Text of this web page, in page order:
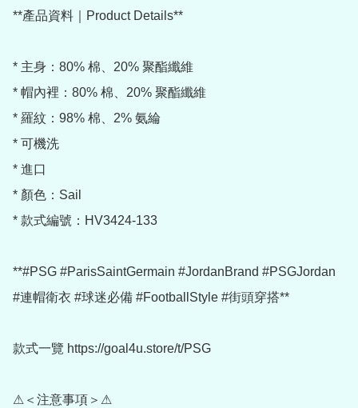
**產品資料｜Product Details**
* 主身：80% 棉、20% 聚酯纖維
* 帽內裡：80% 棉、20% 聚酯纖維
* 羅紋：98% 棉、2% 氨綸
* 可機洗
* 進口
* 顏色：Sail
* 款式編號：HV3424-133
**#PSG #ParisSaintGermain #JordanBrand #PSGJordan
#連帽衛衣 #球迷必備 #FootballStyle #街頭穿搭**
款式一覽 https://goal4u.store/t/PSG
⚠＜注意事項＞⚠